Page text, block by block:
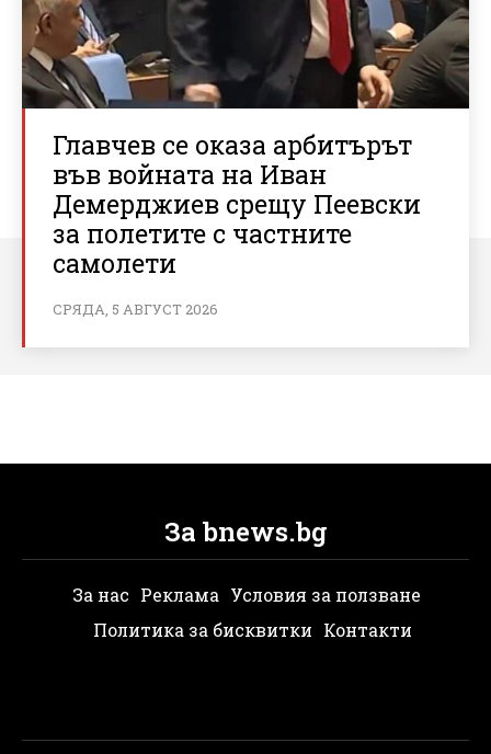
Главчев се оказа арбитърът
във войната на Иван
Демерджиев срещу Пеевски
за полетите с частните
самолети
СРЯДА, 5 АВГУСТ 2026
За bnews.bg
За нас Реклама Условия за ползване
Политика за бисквитки Контакти